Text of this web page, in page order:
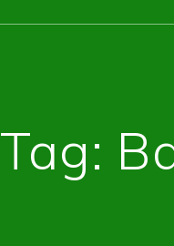
Tag: